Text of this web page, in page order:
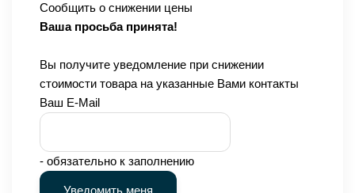
Сообщить о снижении цены
Ваша просьба принята!
Вы получите уведомление при снижении
стоимости товара на указанные Вами контакты
Ваш E-Mail
- обязательно к заполнению